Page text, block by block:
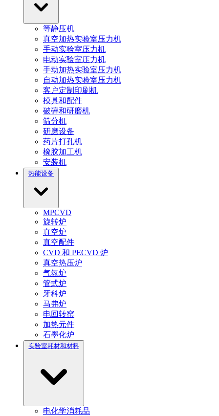
等静压机
真空加热实验室压力机
手动实验室压力机
电动实验室压力机
手动加热实验室压力机
自动加热实验室压力机
客户定制印刷机
模具和配件
破碎和研磨机
筛分机
研磨设备
药片打孔机
橡胶加工机
安装机
热能设备
MPCVD
旋转炉
真空炉
真空配件
CVD 和 PECVD 炉
真空热压炉
气氛炉
管式炉
牙科炉
马弗炉
电回转窑
加热元件
石墨化炉
实验室耗材和材料
电化学消耗品